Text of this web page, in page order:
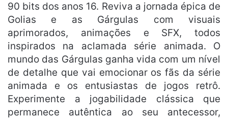
90 bits dos anos 16. Reviva a jornada épica de
Golias e as Gárgulas com visuais
aprimorados, animações e SFX, todos
inspirados na aclamada série animada. O
mundo das Gárgulas ganha vida com um nível
de detalhe que vai emocionar os fãs da série
animada e os entusiastas de jogos retrô.
Experimente a jogabilidade clássica que
permanece autêntica ao seu antecessor,